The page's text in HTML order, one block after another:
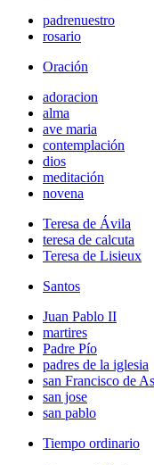
padrenuestro
rosario
Oración
adoracion
alma
ave maria
contemplación
dios
meditación
novena
Teresa de Ávila
teresa de calcuta
Teresa de Lisieux
Santos
Juan Pablo II
martires
Padre Pío
padres de la iglesia
san Francisco de
san jose
san pablo
Tiempo ordinario